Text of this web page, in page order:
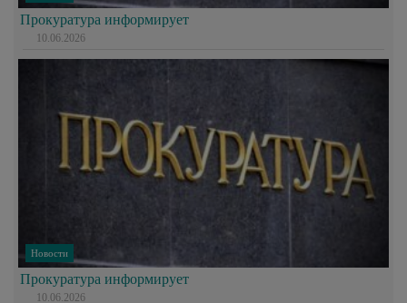
Прокуратура информирует
10.06.2026
Новости
Прокуратура информирует
10.06.2026